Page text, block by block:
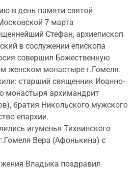
в день памяти святой
7 марта
Стефан, архиепископ
в сослужении епископа
совершил Божественную
женском монастыре г.Гомеля.
старший священник Иоанно-
монастыря архимандрит
братия Никольского мужского
епархии.
игуменья Тихвинского
Вера (Афонькина) с
Владыка поздравил